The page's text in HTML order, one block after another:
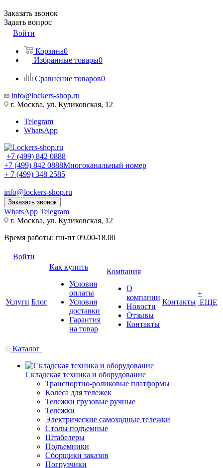
Заказать звонок
Задать вопрос
Войти
Корзина0
Избранные товары0
Сравнение товаров0
info@lockers-shop.ru
г. Москва, ул. Куликовская, 12
Telegram
WhatsApp
+7 (499) 842 0888
+7 (499) 842 0888Многоканальный номер
+ 7 (499) 348 2585
info@lockers-shop.ru
Заказать звонок
WhatsApp Telegram
г. Москва, ул. Куликовская, 12
Время работы: пн-пт 09.00-18.00
Войти
Услуги Блог
Как купить
Условия
оплаты
Условия
доставки
Гарантия
на товар
Компания
О
компании
Новости
Отзывы
Контакты
Контакты
+
ЕЩЕ
Каталог
Складская техника и оборудование
Транспортно-роликовые платформы
Колеса для тележек
Тележки грузовые ручные
Тележки
Электрические самоходные тележки
Столы подъемные
Штабелеры
Подъемники
Сборщики заказов
Погрузчики